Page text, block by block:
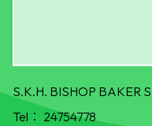
S.K.H. BISHOP BAKER
Tel： 24754778